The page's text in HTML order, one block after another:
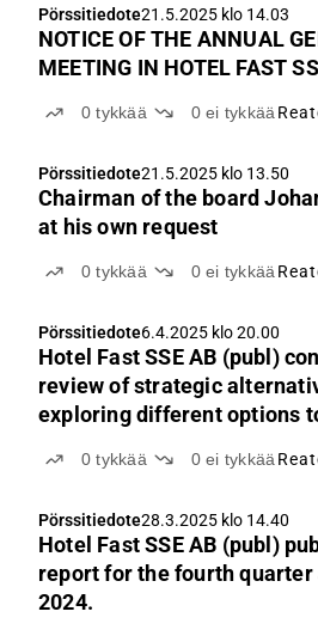
Pörssitiedote21.5.2025 klo 14.03
NOTICE OF THE ANNUAL
MEETING IN HOTEL FAST
0tykkää 0ei tykkää
Pörssitiedote21.5.2025 klo 13.50
Chairman of the board
at his own request
0tykkää 0ei tykkää
Pörssitiedote6.4.2025 klo 20.00
Hotel Fast SSE AB (publ)
review of strategic
exploring different options
0tykkää 0ei tykkää
Pörssitiedote28.3.2025 klo 14.40
Hotel Fast SSE AB (publ)
report for the fourth quarter
2024.